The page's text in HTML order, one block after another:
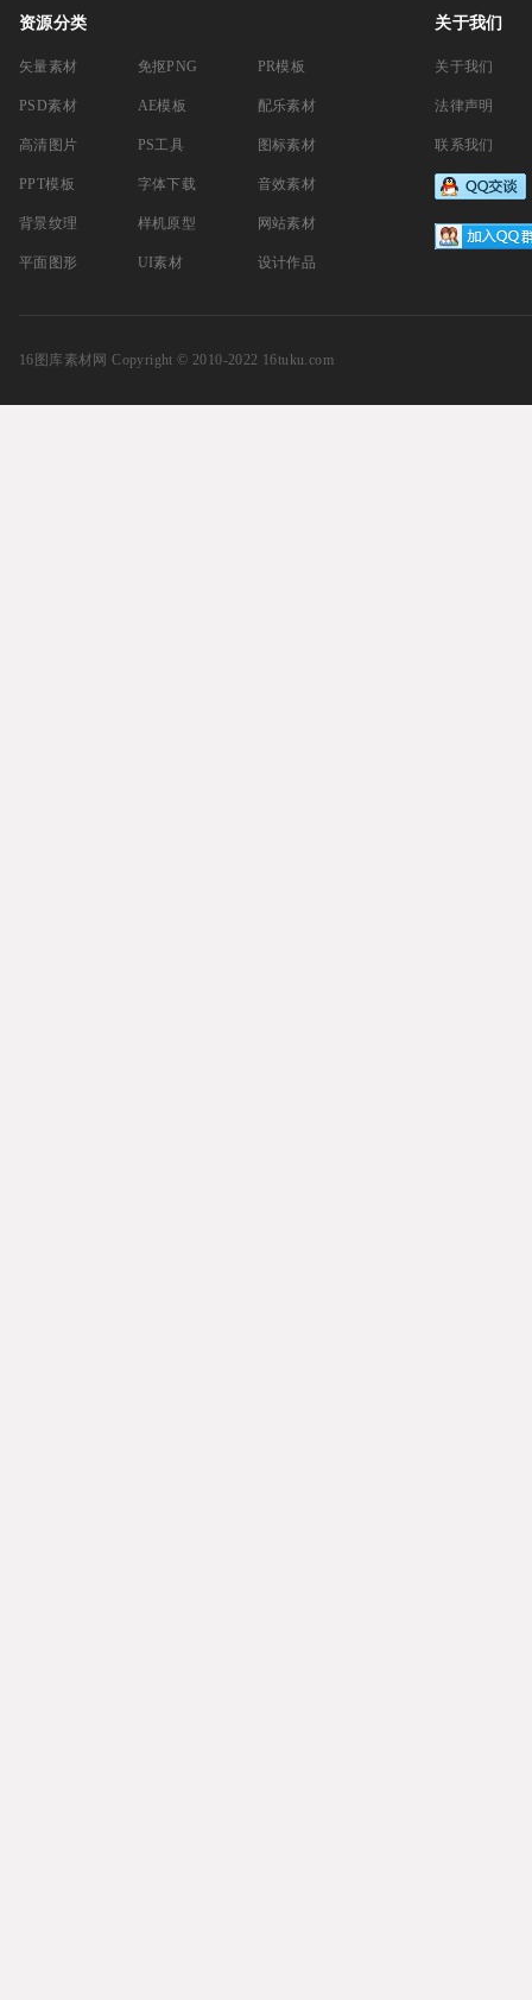
资源分类
矢量素材
PSD素材
高清图片
PPT模板
背景纹理
平面图形
免抠PNG
AE模板
PS工具
字体下载
样机原型
UI素材
PR模板
配乐素材
图标素材
音效素材
网站素材
设计作品
关于我们
关于我们
法律声明
联系我们
16图库素材网 Copyright © 2010-2022 16tuku.com